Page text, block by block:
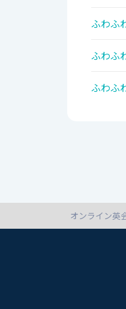
ふわふ
ふわふ
ふわふ
オンライン英